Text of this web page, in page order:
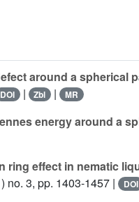
around a spherical
DOI | Zbl | MR
energy around a
ring effect in nematic
no. 3, pp. 1403-1457 | DOI